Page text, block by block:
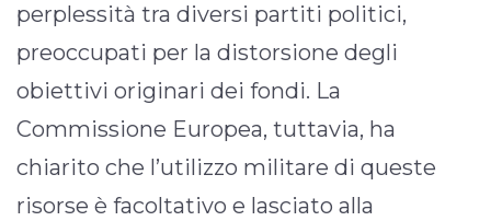
perplessità tra diversi partiti politici,
preoccupati per la distorsione degli
obiettivi originari dei fondi. La
Commissione Europea, tuttavia, ha
chiarito che l’utilizzo militare di queste
risorse è facoltativo e lasciato alla